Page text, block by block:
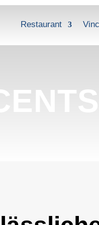
Restaurant